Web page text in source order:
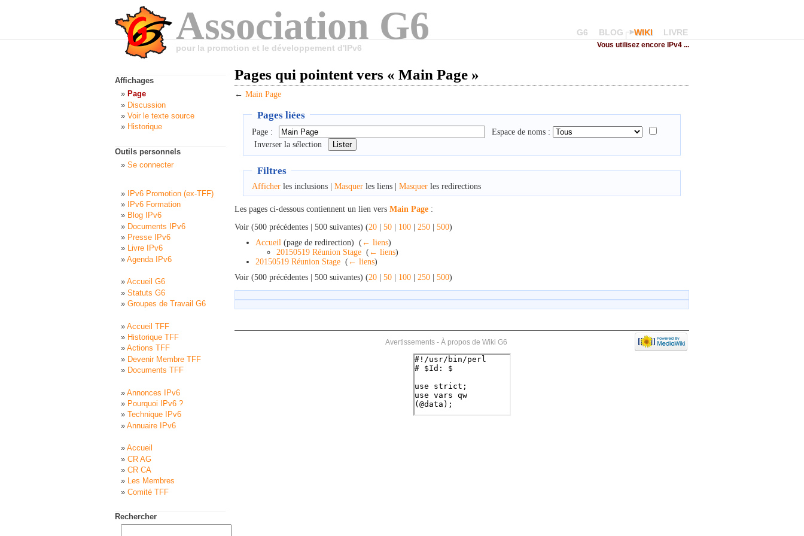
Association G6
pour la promotion et le développement d'IPv6
G6 BLOG WIKI LIVRE
Vous utilisez encore IPv4 ...
Pages qui pointent vers « Main Page »
← Main Page
Pages liées
Page :
Espace de noms :
Inverser la sélection
Filtres
Afficherles inclusions | Masquerles liens | Masquerles redirections
Les pages ci-dessous contiennent un lien vers Main Page :
Voir (500 précédentes | 500 suivantes) (20 | 50 | 100 | 250 | 500)
Accueil (page de redirection) ‎ ( ← liens)
20150519 Réunion Stage ( ← liens)
20150519 Réunion Stage ( ← liens)
Voir (500 précédentes | 500 suivantes) (20 | 50 | 100 | 250 | 500)
Affichages
Page
Discussion
Voir le texte source
Historique
Outils personnels
Se connecter
IPv6 Promotion (ex-TFF)
IPv6 Formation
Blog IPv6
Documents IPv6
Presse IPv6
Livre IPv6
Agenda IPv6
Accueil G6
Statuts G6
Groupes de Travail G6
Accueil TFF
Historique TFF
Actions TFF
Devenir Membre TFF
Documents TFF
Annonces IPv6
Pourquoi IPv6 ?
Technique IPv6
Annuaire IPv6
Accueil
CR AG
CR CA
Les Membres
Comité TFF
Rechercher
Avertissements- À propos de Wiki G6